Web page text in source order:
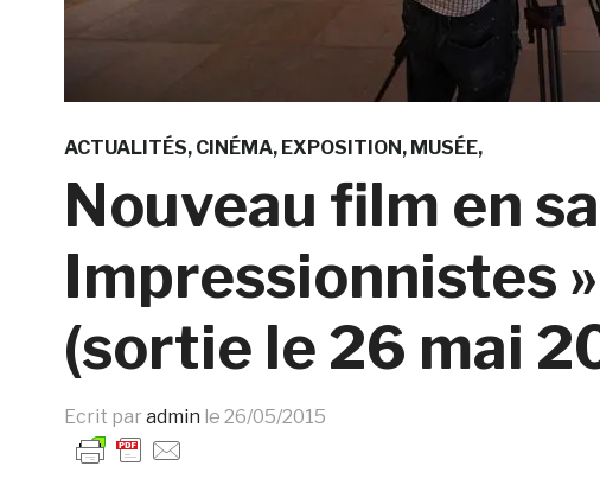
ACTUALITÉS CINÉMA EXPOSITION MUSÉE
Nouveau film en
Impressionnistes
(sortie le 26 mai
Ecrit par admin le 26/05/2015